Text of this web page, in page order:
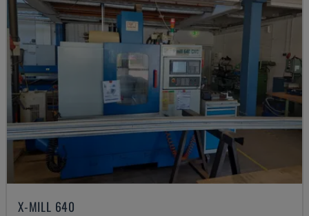
X-MILL 640